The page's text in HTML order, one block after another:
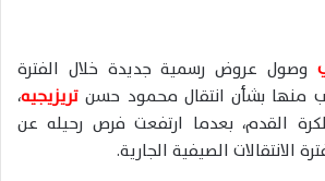
وصول عروض رسمية جديدة خلال الفترة
منها بشأن انتقال محمود حسن تريزيجيه،
القدم، بعدما ارتفعت فرص رحيله عن
الانتقالات الصيفية الجارية.